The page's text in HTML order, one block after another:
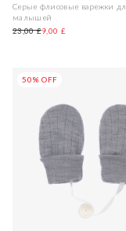
Серые флисовые варежки
малышей
23,00 £9,00 £
50% OFF